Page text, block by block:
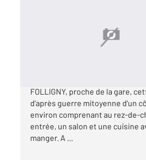
139 900 €
FOLLIGNY, proche de la gare,
d'après guerre mitoyenne d'un
environ comprenant au rez-de-
entrée, un salon et une cuisine
manger. A ...